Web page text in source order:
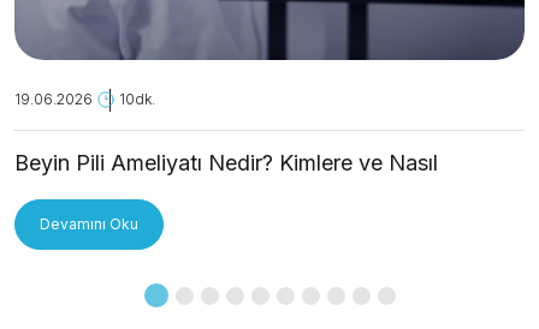
19.06.2026 10dk.
Beyin Pili Ameliyatı Nedir? Kimlere ve Nasıl
Devamını Oku